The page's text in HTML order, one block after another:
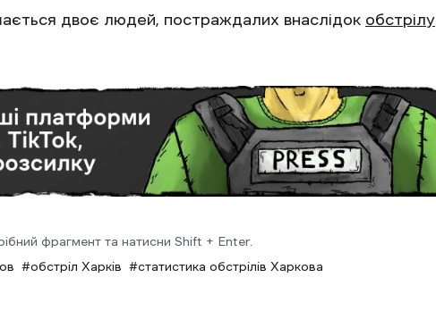
двоє людей, постраждалих внаслідок обстрілу
фрагмент та натисни Shift + Enter.
обстріл Харків статистика обстрілів Харкова